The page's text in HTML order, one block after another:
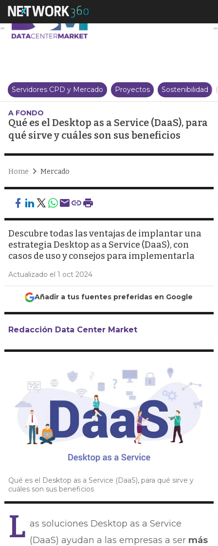
Qué es el Desktop as a Service
Servidores CPD y Mercado Proyectos Sostenibilidad
A FONDO
Qué es el Desktop as a Service (DaaS), para
qué sirve y cuáles son sus beneficios
Home Mercado
Descubre todas las ventajas de implantar una
estrategia Desktop as a Service (DaaS), con
casos de uso y consejos para implementarla
Actualizado el 1 oct 2024
Añadir a tus fuentes preferidas en Google
Redacción Data Center Market
Qué es el Desktop as a Service (DaaS), para qué sirve y
cuáles son sus beneficios
L as soluciones Desktop as a Service
(DaaS) ayudan a las empresas a ser más